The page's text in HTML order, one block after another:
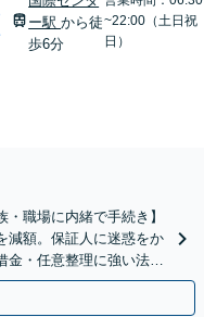
ー駅から徒
歩6分
~22:00（土日祝
日）
・職場に内緒で手続き】
減額。保証人に迷惑をか
金・任意整理に強い法律
金整理】